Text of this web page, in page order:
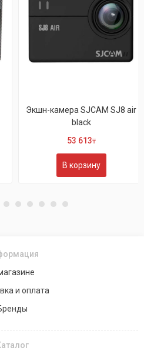
Экшн-камера SJCAM SJ8 air
black
53 613₸
В корзину
и оплата